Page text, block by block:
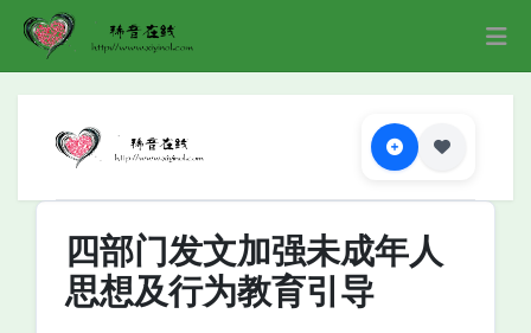
四部门发文加强未成年人
思想及行为教育引导